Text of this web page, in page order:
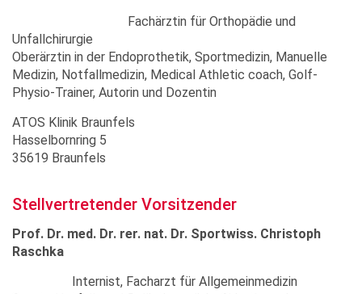
Fachärztin für Orthopädie und
Unfallchirurgie
Oberärztin in der Endoprothetik, Sportmedizin, Manuelle
Medizin, Notfallmedizin, Medical Athletic coach, Golf-
Physio-Trainer, Autorin und Dozentin
ATOS Klinik Braunfels
Hasselbornring 5
35619 Braunfels
Stellvertretender Vorsitzender
Prof. Dr. med. Dr. rer. nat. Dr. Sportwiss. Christoph
Raschka
Internist, Facharzt für Allgemeinmedizin